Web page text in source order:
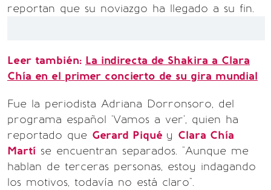
reportan que su noviazgo ha llegado a su fin.
Leer también: La indirecta de Shakira a Clara
Chía en el primer concierto de su gira mundial
Fue la periodista Adriana Dorronsoro, del
programa español 'Vamos a ver', quien ha
reportado que Gerard Piqué y Clara Chía
Martí se encuentran separados. "Aunque me
hablan de terceras personas, estoy indagando
los motivos, todavía no está claro".